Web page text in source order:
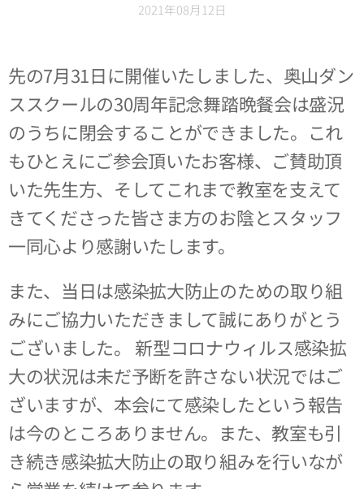
2021年08月12日
先の7月31日に開催いたしました、奥山ダン
ススクールの30周年記念舞踏晩餐会は盛況
のうちに閉会することができました。これ
もひとえにご参会頂いたお客様、ご賛助頂
いた先生方、そしてこれまで教室を支えて
きてくださった皆さま方のお陰とスタッフ
一同心より感謝いたします。
また、当日は感染拡大防止のための取り組
みにご協力いただきまして誠にありがとう
ございました。 新型コロナウィルス感染拡
大の状況は未だ予断を許さない状況ではご
ざいますが、本会にて感染したという報告
は今のところありません。また、教室も引
き続き感染拡大防止の取り組みを行いなが